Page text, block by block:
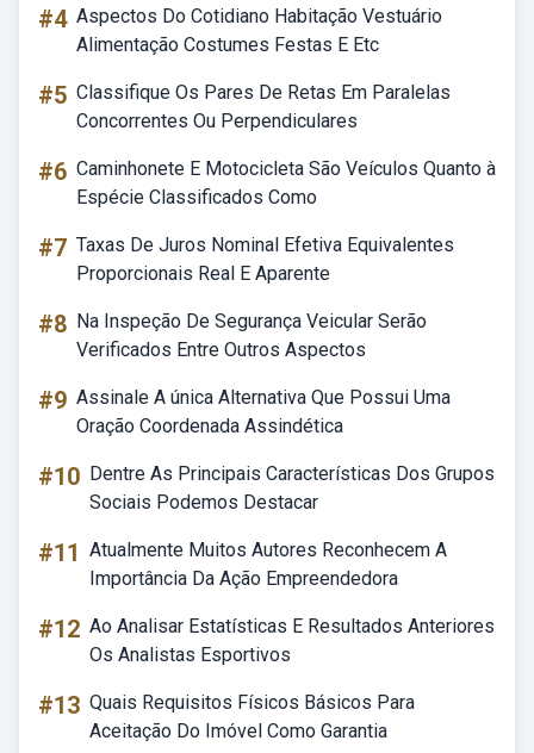
#4 Aspectos Do Cotidiano Habitação Vestuário
Alimentação Costumes Festas E Etc
#5 Classifique Os Pares De Retas Em Paralelas
Concorrentes Ou Perpendiculares
#6 Caminhonete E Motocicleta São Veículos Quanto à
Espécie Classificados Como
#7 Taxas De Juros Nominal Efetiva Equivalentes
Proporcionais Real E Aparente
#8 Na Inspeção De Segurança Veicular Serão
Verificados Entre Outros Aspectos
#9 Assinale A única Alternativa Que Possui Uma
Oração Coordenada Assindética
#10 Dentre As Principais Características Dos Grupos
Sociais Podemos Destacar
#11 Atualmente Muitos Autores Reconhecem A
Importância Da Ação Empreendedora
#12 Ao Analisar Estatísticas E Resultados Anteriores
Os Analistas Esportivos
#13 Quais Requisitos Físicos Básicos Para
Aceitação Do Imóvel Como Garantia